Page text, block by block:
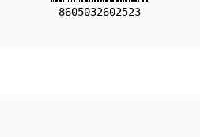
8605032602523